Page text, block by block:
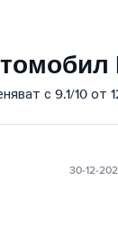
с 9.1/10 от
30-12-